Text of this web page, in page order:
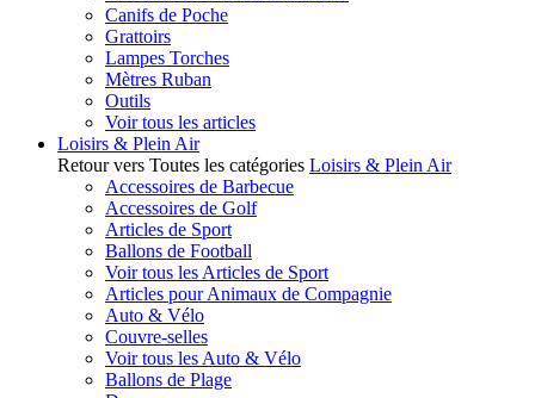
Canifs de Poche
Grattoirs
Lampes Torches
Mètres Ruban
Outils
Voir tous les articles
Loisirs & Plein Air
Retour vers Toutes les catégories Loisirs & Plein Air
Accessoires de Barbecue
Accessoires de Golf
Articles de Sport
Ballons de Football
Voir tous les Articles de Sport
Articles pour Animaux de Compagnie
Auto & Vélo
Couvre-selles
Voir tous les Auto & Vélo
Ballons de Plage